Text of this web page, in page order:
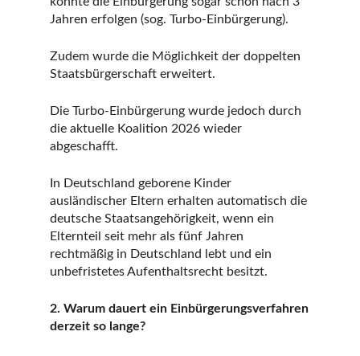
Jahren erfolgen (sog. Turbo-Einbürgerung).
Zudem wurde die Möglichkeit der doppelten
Staatsbürgerschaft erweitert.
Die Turbo-Einbürgerung wurde jedoch durch
die aktuelle Koalition 2026 wieder
abgeschafft.
In Deutschland geborene Kinder
ausländischer Eltern erhalten automatisch die
deutsche Staatsangehörigkeit, wenn ein
Elternteil seit mehr als fünf Jahren
rechtmäßig in Deutschland lebt und ein
unbefristetes Aufenthaltsrecht besitzt.
2. Warum dauert ein Einbürgerungsverfahren
derzeit so lange?